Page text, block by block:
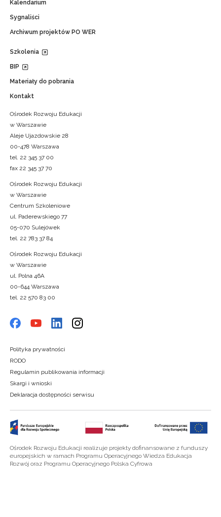
Kalendarium
Sygnaliści
Archiwum projektów PO WER
Szkolenia
BIP
Materiały do pobrania
Kontakt
Ośrodek Rozwoju Edukacji
w Warszawie
Aleje Ujazdowskie 28
00-478 Warszawa
tel. 22 345 37 00
fax 22 345 37 70
Ośrodek Rozwoju Edukacji
w Warszawie
Centrum Szkoleniowe
ul. Paderewskiego 77
05-070 Sulejówek
tel. 22 783 37 84
Ośrodek Rozwoju Edukacji
w Warszawie
ul. Polna 46A
00-644 Warszawa
tel. 22 570 83 00
Polityka prywatności
RODO
Regulamin publikowania informacji
Skargi i wnioski
Deklaracja dostępności serwisu
Ośrodek Rozwoju Edukacji realizuje projekty dofinansowane z funduszy
europejskich w ramach Programu Operacyjnego Wiedza Edukacja
Rozwój oraz Programu Operacyjnego Polska Cyfrowa